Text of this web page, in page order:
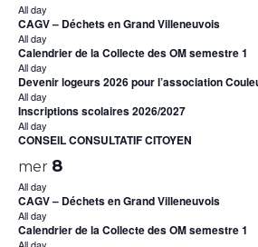
All day
CAGV – Déchets en Grand Villeneuvois
All day
Calendrier de la Collecte des OM semestre 1
All day
Devenir logeurs 2026 pour l’association
All day
Inscriptions scolaires 2026/2027
All day
CONSEIL CONSULTATIF CITOYEN
mer 8
All day
CAGV – Déchets en Grand Villeneuvois
All day
Calendrier de la Collecte des OM semestre 1